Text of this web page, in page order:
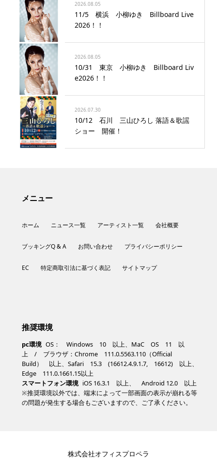
2026.08.05
11/5 横浜 小柳ゆき Billboard Live
2026！！
2026.08.05
10/31 東京 小柳ゆき Billboard Liv
e2026！！
2026.07.30
10/12 石川 三山ひろし 落語＆歌謡
ショー 開催！
メニュー
ホーム ニュース一覧 アーティスト一覧 会社概要
ブッキングQ & A お問い合わせ プライバシーポリシー
EC 特定商取引法に基づく表記 サイトマップ
推奨環境
pc環境 OS： Windows 10 以上、MaC OS 11 以
上 / ブラウザ：Chrome 111.0.5563.110（Official
Build） 以上、Safari 15.3 (16612.4.9.1.7, 16612) 以上、
Edge 111.0.1661.15以上
スマートフォン環境 iOS 16.3.1 以上、 Android 12.0 以上
※推奨環境以外では、端末によって一部画面の表示が崩れる等
の問題が発生する場合もございますので、ご了承ください。
株式会社オフィスプロペラ